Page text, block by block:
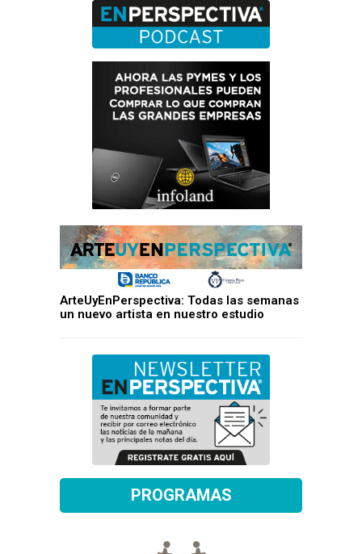
ArteUyEnPerspectiva: Todas las semanas
un nuevo artista en nuestro estudio
PROGRAMAS